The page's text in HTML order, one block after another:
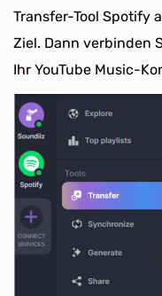
Transfer-Tool Spotify
Ziel. Dann verbinden
Ihr YouTube Music-